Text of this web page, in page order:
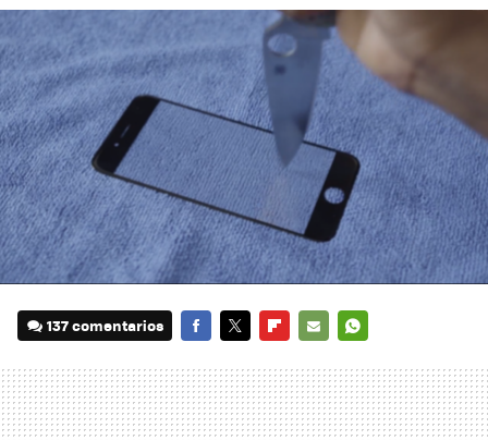
137 comentarios
MAIL